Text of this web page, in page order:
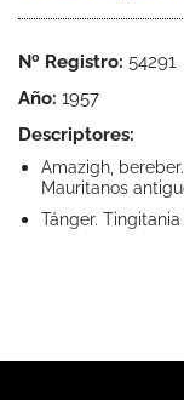
Nº Registro: 54291
Año: 1957
Descriptores:
Amazigh,
Mauritanos
Tánger. Tingitania